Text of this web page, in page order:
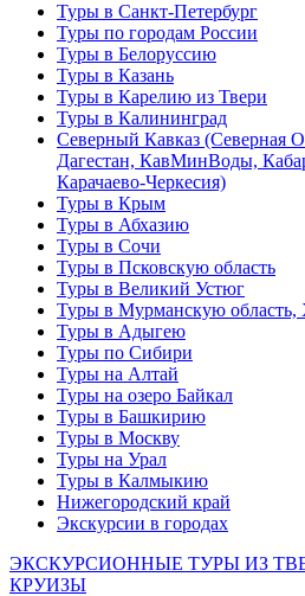
Туры в Санкт-Петербург
Туры по городам России
Туры в Белоруссию
Туры в Казань
Туры в Карелию из Твери
Туры в Калининград
Северный Кавказ (Северная
Дагестан, КавМинВоды,
Карачаево-Черкесия)
Туры в Крым
Туры в Абхазию
Туры в Сочи
Туры в Псковскую область
Туры в Великий Устюг
Туры в Мурманскую
Туры в Адыгею
Туры по Сибири
Туры на Алтай
Туры на озеро Байкал
Туры в Башкирию
Туры в Москву
Туры на Урал
Туры в Калмыкию
Нижегородский край
Экскурсии в городах
ЭКСКУРСИОННЫЕ ТУРЫ ИЗ
КРУИЗЫ